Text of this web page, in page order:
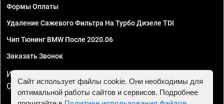
Формы Оплаты
Удаление Сажевого Фильтра На Турбо Дизеле TDI
Чип Тюнинг BMW После 2020.06
Заказать Звонок
ИП Смирнов Георгий Павлович. ИНН 781302555843,
ОГРНИП 324470400032610
Сайт использует файлы cookie. Они необходимы для
оптимальной работы сайтов и сервисов. Подробнее